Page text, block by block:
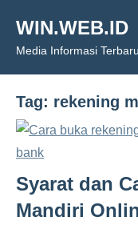
content
WIN.WEB.ID
Media Informasi
Tag: rekening
Syarat dan
Mandiri